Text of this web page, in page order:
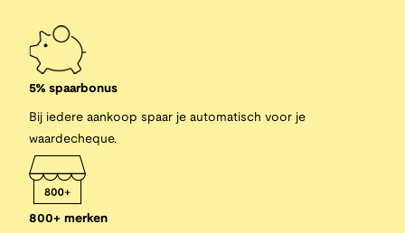
5% spaarbonus
Bij iedere aankoop spaar je automatisch voor je
waardecheque.
800+ merken